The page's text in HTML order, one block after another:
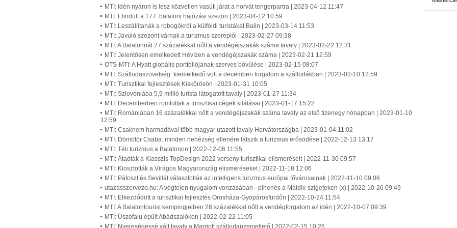
MTI: Idén nyáron is lesz közvetlen vasúti járat a horvát tengerpartra | 2023-04-12 11:47
MTI: Elindult a 177. balatoni hajózási szezon | 2023-04-12 10:59
MTI: Leszállítanák a robogókról a külföldi turistákat Balin | 2023-03-14 11:53
MTI: Javuló szezont várnak a turizmus szereplői | 2023-02-27 09:38
MTI: A Balatonnál 27 százalékkal nőtt a vendégéjszakák száma tavaly | 2023-02-22 12:31
MTI: Jelentősen emelkedett Hévízen a vendégéjszakák száma | 2023-02-21 12:59
OTS-MTI: A Hyatt globális portfóliójának szerves bővülése | 2023-02-15 08:07
MTI: Szállodaszövetség: kiemelkedő volt a decemberi forgalom a szállodákban | 2023-02-10 12:59
MTI: Turisztikai fejlesztések Kiskőrösön | 2023-01-31 10:05
MTI: Szlovéniába 5,9 millió turista látogatott tavaly | 2023-01-27 11:34
MTI: Decemberben romlottak a turisztikai cégek kilátásai | 2023-01-17 15:22
MTI: Romániában 16 százalékkal nőtt a vendégéjszakák száma tavaly az első tizenegy hónapban | 2023-01-10
12:59
MTI: Csaknem harmadával több magyar utazott tavaly Horvátországba | 2023-01-04 11:02
MTI: Dömötör Csaba: minden nehézség ellenére látszik a turizmus erősödése | 2022-12-13 13:17
MTI: Téli turizmus a Balatonon | 2022-12-06 11:55
MTI: Átadták a Klasszis TopDesign 2022 verseny turisztikai elismeréseit | 2022-11-30 09:57
MTI: Kiosztották a Virágos Magyarország elismeréseket | 2022-11-18 12:06
MTI: Páfoszt és Sevillát választották az intelligens turizmus európai fővárosainak | 2022-11-10 09:06
utazasszervezo.hu: A végtelen nyugalom vonzásában - pihenés a Maldív-szigeteken (x) | 2022-10-26 09:49
MTI: Elkezdődött a turisztikai fejlesztés Orosháza-Gyopárosfürdőn | 2022-10-24 11:54
MTI: A Balatontourist kempingjeiben 28 százalékkal nőtt a vendégforgalom az idén | 2022-10-07 09:39
MTI: Úszófalu épült Abádszalókon | 2022-02-22 11:05
MTI: Nyereségessé vált tavaly a Marriott szállodaüzemeltető | 2022-02-15 10:26